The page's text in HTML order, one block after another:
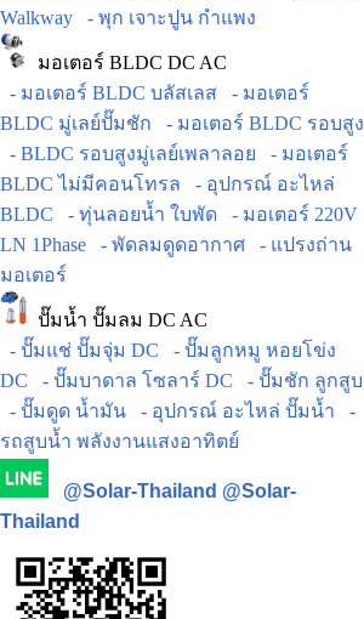
Walkway
- พุก เจาะปูน กำแพง
มอเตอร์ BLDC DC AC
- มอเตอร์ BLDC บลัสเลส
- มอเตอร์
BLDC มู่เลย์ปั๊มชัก
- มอเตอร์ BLDC รอบสูง
- BLDC รอบสูงมู่เลย์เพลาลอย
- มอเตอร์
BLDC ไม่มีคอนโทรล
- อุปกรณ์ อะไหล่
BLDC
- ทุ่นลอยน้ำ ใบพัด
- มอเตอร์ 220V
LN 1Phase
- พัดลมดูดอากาศ
- แปรงถ่าน
มอเตอร์
ปั๊มน้ำ ปั๊มลม DC AC
- ปั๊มแช่ ปั๊มจุ่ม DC
- ปั๊มลูกหมู หอยโข่ง
DC
- ปั๊มบาดาล โซลาร์ DC
- ปั๊มชัก ลูกสูบ
- ปั๊มดูด น้ำมัน
- อุปกรณ์ อะไหล่ ปั๊มน้ำ
-
รถสูบน้ำ พลังงานแสงอาทิตย์
@Solar-Thailand @Solar-
Thailand